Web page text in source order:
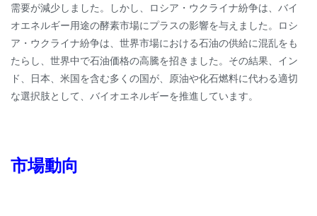
需要が減少しました。しかし、ロシア・ウクライナ紛争は、バイ
オエネルギー用途の酵素市場にプラスの影響を与えました。ロシ
ア・ウクライナ紛争は、世界市場における石油の供給に混乱をも
たらし、世界中で石油価格の高騰を招きました。その結果、イン
ド、日本、米国を含む多くの国が、原油や化石燃料に代わる適切
な選択肢として、バイオエネルギーを推進しています。
市場動向